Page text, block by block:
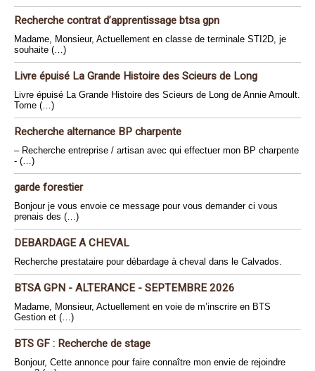
Recherche contrat d’apprentissage btsa gpn
Madame, Monsieur, Actuellement en classe de terminale STI2D, je
souhaite (…)
Livre épuisé La Grande Histoire des Scieurs de Long
Livre épuisé La Grande Histoire des Scieurs de Long de Annie Arnoult.
Tome (…)
Recherche alternance BP charpente
– Recherche entreprise / artisan avec qui effectuer mon BP charpente
- (…)
garde forestier
Bonjour je vous envoie ce message pour vous demander ci vous
prenais des (…)
DEBARDAGE A CHEVAL
Recherche prestataire pour débardage à cheval dans le Calvados.
BTSA GPN - ALTERANCE - SEPTEMBRE 2026
Madame, Monsieur, Actuellement en voie de m’inscrire en BTS
Gestion et (…)
BTS GF : Recherche de stage
Bonjour, Cette annonce pour faire connaître mon envie de rejoindre